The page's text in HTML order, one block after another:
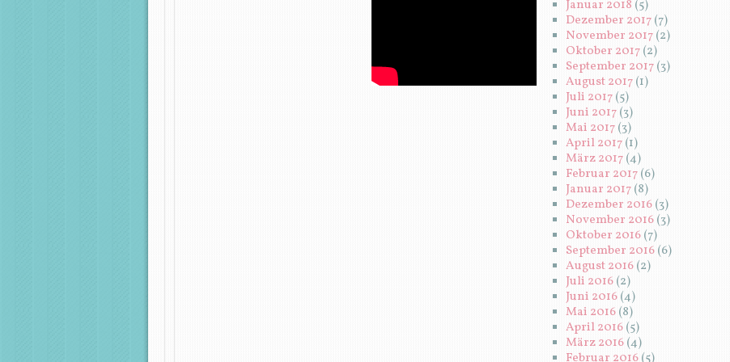
Januar 2018 (5)
Dezember 2017(7)
November 2017(2)
Oktober 2017(2)
September 2017(3)
August 2017(1)
Juli 2017(5)
Juni 2017(3)
Mai 2017(3)
April 2017(1)
März 2017(4)
Februar 2017(6)
Januar 2017(8)
Dezember 2016(3)
November 2016(3)
Oktober 2016(7)
September 2016(6)
August 2016(2)
Juli 2016(2)
Juni 2016(4)
Mai 2016(8)
April 2016(5)
März 2016(4)